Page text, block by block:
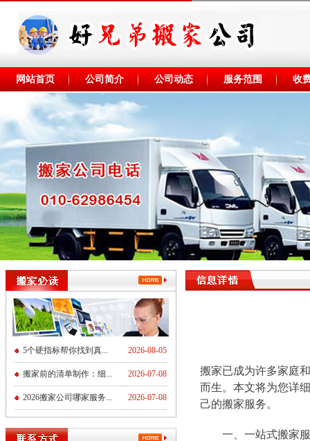
网站首页 公司简介 公司动态 服务范围 收
5个硬指标帮你找到真... 2026-08-05
搬家前的清单制作：细... 2026-07-08
2026搬家公司哪家服务... 2026-07-08
搬家已成为许多家庭
而生。本文将为您详
己的搬家服务。
一、一站式搬家服